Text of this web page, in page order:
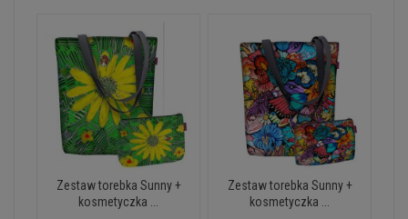
Zestaw torebka Sunny +
kosmetyczka ...
Zestaw torebka Sunny +
kosmetyczka ...